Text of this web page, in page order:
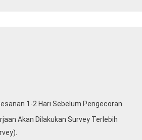
1-2 Hari Sebelum Pengecoran.
Akan Dilakukan Survey Terlebih